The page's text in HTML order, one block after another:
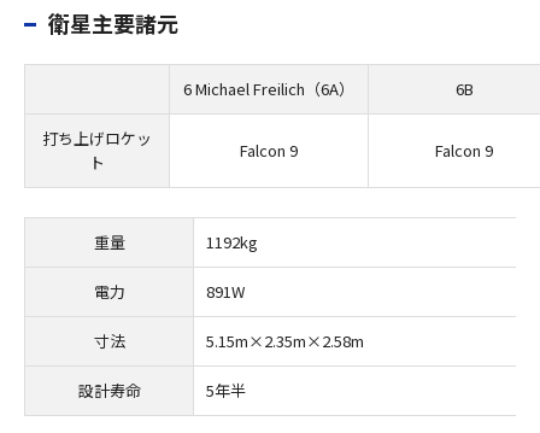
衛星主要諸元
6 Michael Freilich（6A） 6B
打ち上げロケッ
ト
Falcon 9 Falcon 9
重量 1192kg
電力 891W
寸法 5.15m×2.35m×2.58m
設計寿命 5年半